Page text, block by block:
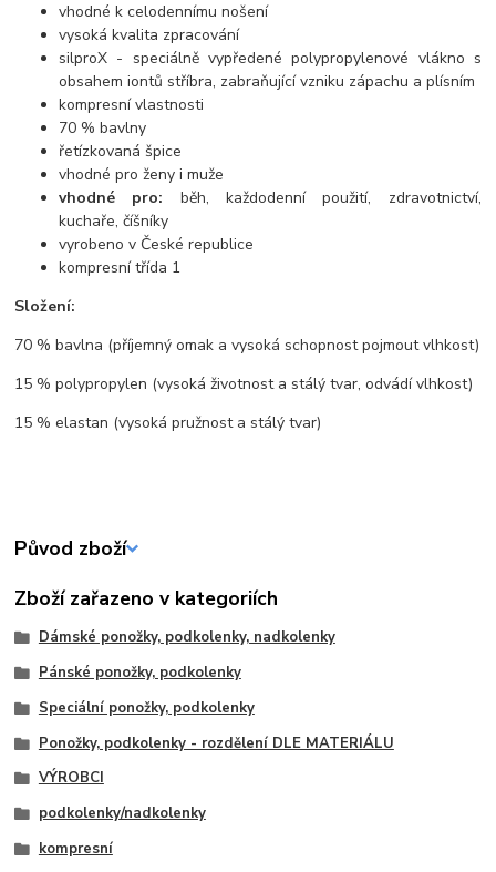
vhodné k celodennímu nošení
vysoká kvalita zpracování
silproX - speciálně vypředené polypropylenové vlákno s
obsahem iontů stříbra, zabraňující vzniku zápachu a plísním
kompresní vlastnosti
70 % bavlny
řetízkovaná špice
vhodné pro ženy i muže
vhodné pro: běh, každodenní použití, zdravotnictví,
kuchaře, číšníky
vyrobeno v České republice
kompresní třída 1
Složení:
70 % bavlna (příjemný omak a vysoká schopnost pojmout vlhkost)
15 % polypropylen (vysoká životnost a stálý tvar, odvádí vlhkost)
15 % elastan (vysoká pružnost a stálý tvar)
Původ zboží
Zboží zařazeno v kategoriích
Dámské ponožky, podkolenky, nadkolenky
Pánské ponožky, podkolenky
Speciální ponožky, podkolenky
Ponožky, podkolenky - rozdělení DLE MATERIÁLU
VÝROBCI
podkolenky/nadkolenky
kompresní